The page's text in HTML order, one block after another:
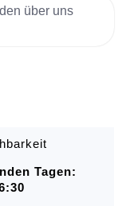
über uns
Tagen: